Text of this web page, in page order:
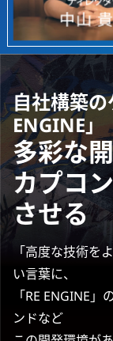
自社構築の
ENGINE」
多彩な
カプコ
させる
「高度な技術を
い言葉に、
「RE ENGINE
ンドなど